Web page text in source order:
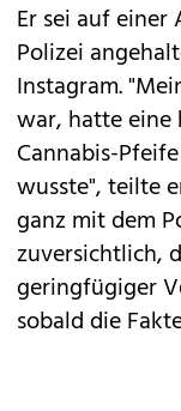
Er sei auf
Polizei
Instagram.
war, hatte eine
Cannabis-
wusste", teilte
ganz mit dem
zuversichtlich,
geringfügiger
sobald die